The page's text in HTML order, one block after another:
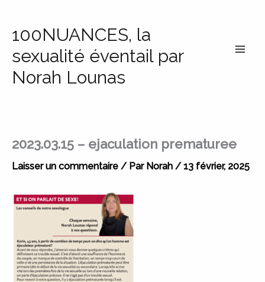
contenu
100NUANCES, la
sexualité éventail par
Norah Lounas
2023.03.15 – ejaculation prematuree
Laisser un commentaire / Par Norah / 13 février, 2025